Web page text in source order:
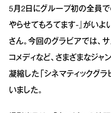
5月2日にグループ初の全員で
やらせてもろてます-』がいよ
さん。今回のグラビアでは、サ
コメディなど、さまざまなジ
凝縮した「シネマティックグ
いました。